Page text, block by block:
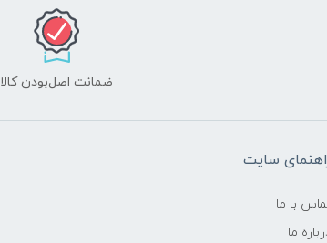
ضمانت اصل‌بودن کالا
سایت
با ما
ما